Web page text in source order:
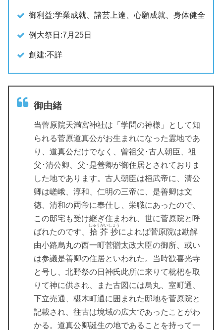
御利益:学業成就、諸芸上達、心願成就、身体健全
例大祭日:7月25日
創建:不詳
御由緒
当菅原院天満宮神社は「学問の神様」として知
られる菅原道真公がお生まれになった霊地であ
り、道真公だけでなく、曽祖父･古人朝臣、祖
父･清公卿、父･是善卿が御住居とされておりま
した地であります。古人朝臣は桓武帝に、清公
卿は嵯峨、淳和、仁明の三帝に、是善卿は文
徳、清和の両帝に奉仕し、栄職にあったので、
この邸宅も受け継ぎ住まわれ、世に菅原院と呼
ばれたのです、 拾芥抄
しゅうがいしょう
によれば菅原院は勘解
由小路烏丸の西一町菅贈太政大臣の御所、或い
は参議是善卿の住居といわれた。当時歓喜光寺
と号し、北野祭の日神氏此所に来りて枇杷を取
りて神に供され、また古図には烏丸、室町通、
下立売通、椹木町通に囲まれた邸地を菅原院と
記載され、往古は境域の広大であったことがわ
かる。道真公卿誕生の地であることを持って一